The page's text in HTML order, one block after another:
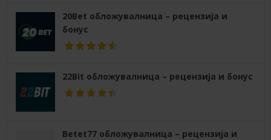
20Bet обложувалница – рецензија и
бонус
22Bit обложувалница – рецензија и бонус
Betet77 обложувалница – рецензија и